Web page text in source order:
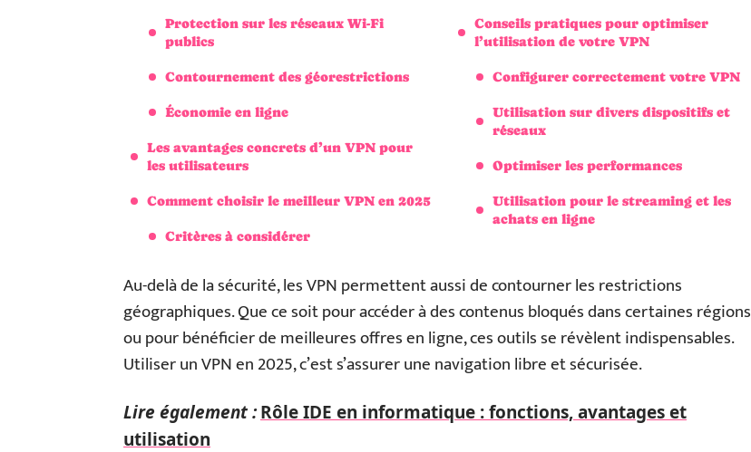
Protection sur les réseaux Wi-Fi
publics
Contournement des géorestrictions
Économie en ligne
Les avantages concrets d’un VPN pour
les utilisateurs
Comment choisir le meilleur VPN en 2025
Critères à considérer
Conseils pratiques pour optimiser
l’utilisation de votre VPN
Configurer correctement votre VPN
Utilisation sur divers dispositifs et
réseaux
Optimiser les performances
Utilisation pour le streaming et les
achats en ligne
Au-delà de la sécurité, les VPN permettent aussi de contourner les restrictions
géographiques. Que ce soit pour accéder à des contenus bloqués dans certaines régions
ou pour bénéficier de meilleures offres en ligne, ces outils se révèlent indispensables.
Utiliser un VPN en 2025, c’est s’assurer une navigation libre et sécurisée.
Lire également :Rôle IDE en informatique : fonctions, avantages et
utilisation